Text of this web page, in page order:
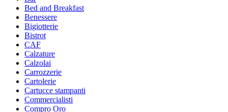
Bed and Breakfast
Benessere
Bigiotterie
Bistrot
CAF
Calzature
Calzolai
Carrozzerie
Cartolerie
Cartucce stampanti
Commercialisti
Compro Oro